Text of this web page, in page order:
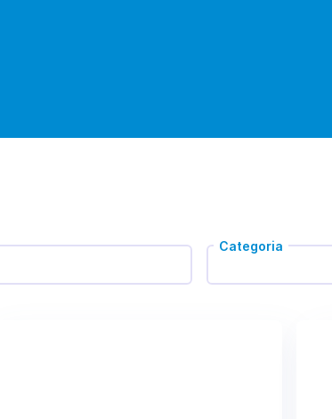
Categoria